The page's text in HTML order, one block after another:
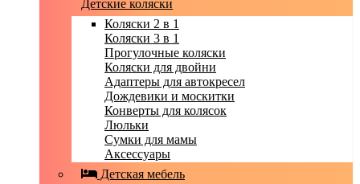
Детские коляски
Коляски 2 в 1
Коляски 3 в 1
Прогулочные коляски
Коляски для двойни
Адаптеры для автокресел
Дождевики и москитки
Конверты для колясок
Люльки
Сумки для мамы
Аксессуары
Детская мебель